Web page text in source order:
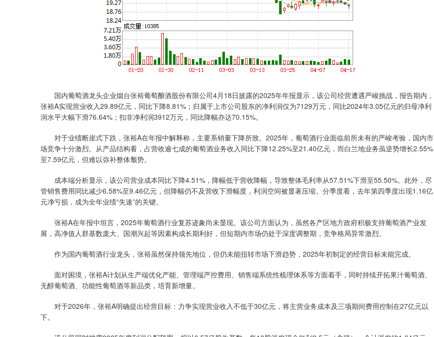
国内葡萄酒龙头企业烟台张裕葡萄酿酒股份有限公司4月18日披露的2025年年报显示，该公司经营遭遇严峻挑战，报告期内，
张裕A实现营业收入29.89亿元，同比下降8.81%；归属于上市公司股东的净利润仅为7129万元，同比2024年3.05亿元的归母净利
润水平大幅下滑76.64%；扣非净利润3912万元，同比降幅亦达70.15%。
对于业绩断崖式下跌，张裕A在年报中解释称，主要系销量下降所致。2025年，葡萄酒行业面临前所未有的严峻考验，国内市
场竞争十分激烈。从产品结构看，占营收逾七成的葡萄酒业务收入同比下降12.25%至21.40亿元，而白兰地业务虽逆势增长2.55%
至7.59亿元，但难以弥补整体颓势。
成本端分析显示，该公司营业成本同比下降4.51%，降幅低于营收降幅，导致整体毛利率从57.51%下滑至55.50%。此外，尽
管销售费用同比减少6.58%至9.46亿元，但降幅仍不及营收下滑幅度，利润空间被显著压缩。分季度看，去年第四季度出现1.16亿
元净亏损，成为全年业绩“失速”的关键。
张裕A在年报中坦言，2025年葡萄酒行业复苏迹象尚未显现。该公司方面认为，虽然各产区地方政府积极支持葡萄酒产业发
展，高净值人群基数庞大、国潮兴起等因素构成长期利好，但短期内市场仍处于深度调整期，竞争格局异常激烈。
作为国内葡萄酒行业龙头，张裕虽然保持领先地位，但仍未能扭转市场下滑趋势，2025年初制定的经营目标未能完成。
面对困境，张裕A计划从生产端优化产能、管理端严控费用、销售端系统性梳理体系等方面着手，同时持续开拓果汁葡萄酒、
无醇葡萄酒、功能性葡萄酒等新品类，培育新增量。
对于2026年，张裕A明确提出经营目标：力争实现营业收入不低于30亿元，将主营业务成本及三项期间费用控制在27亿元以
下。